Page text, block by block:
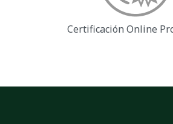
Certificación Online